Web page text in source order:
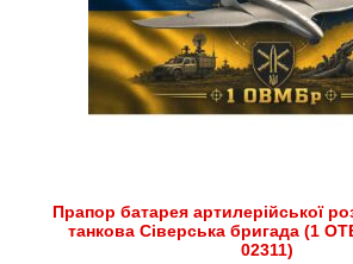
Прапор батарея артилерійської
танкова Сіверська бригада (1
02311)